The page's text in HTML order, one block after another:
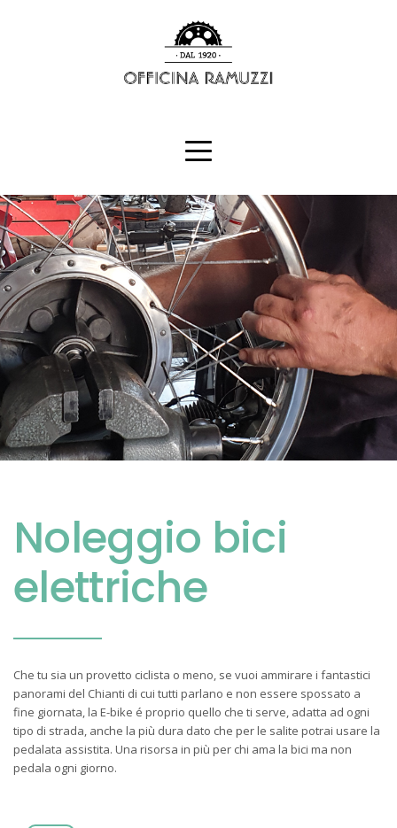
HOME
NOLEGGIO
BLOG
CONTATTI
ENGLISH
Noleggio bici
elettriche
Che tu sia un provetto ciclista o meno, se vuoi ammirare i fantastici
panorami del Chianti di cui tutti parlano e non essere spossato a
fine giornata, la E-bike é proprio quello che ti serve, adatta ad ogni
tipo di strada, anche la più dura dato che per le salite potrai usare la
pedalata assistita. Una risorsa in più per chi ama la bici ma non
pedala ogni giorno.